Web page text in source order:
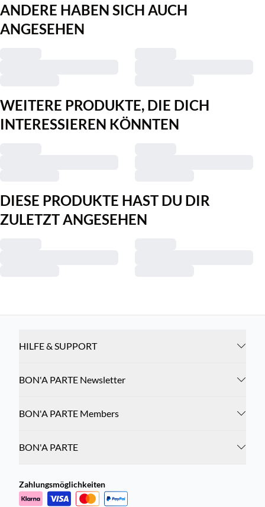
ANDERE HABEN SICH AUCH
ANGESEHEN
WEITERE PRODUKTE, DIE DICH
INTERESSIEREN KÖNNTEN
DIESE PRODUKTE HAST DU DIR
ZULETZT ANGESEHEN
HILFE & SUPPORT
BON'A PARTE Newsletter
BON'A PARTE Members
BON'A PARTE
Zahlungsmöglichkeiten